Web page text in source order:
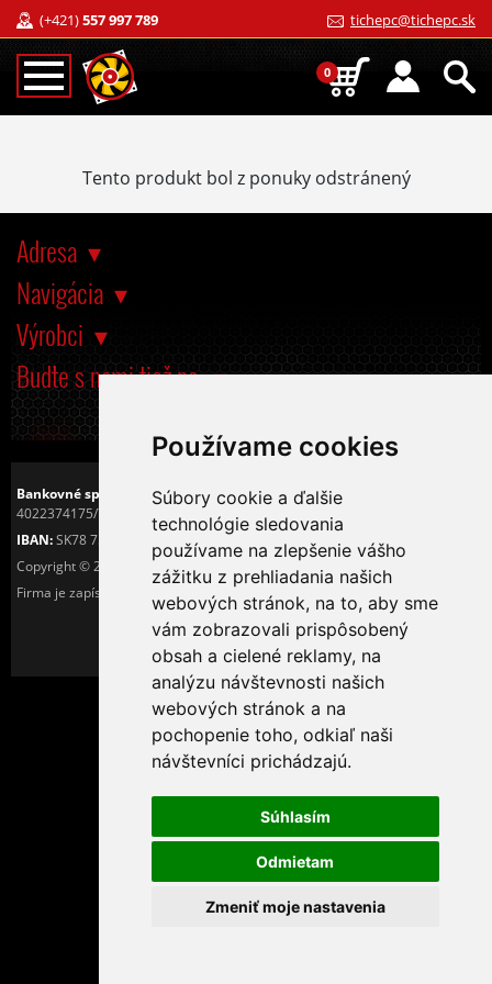
Používame cookies
Súbory cookie a ďalšie
technológie sledovania
používame na zlepšenie vášho
zážitku z prehliadania našich
webových stránok, na to, aby sme
vám zobrazovali prispôsobený
obsah a cielené reklamy, na
analýzu návštevnosti našich
webových stránok a na
pochopenie toho, odkiaľ naši
návštevníci prichádzajú.
Súhlasím
Odmietam
Zmeniť moje nastavenia
(+421)557 997 789 tichepc@tichepc.sk
0
Tento produkt bol z ponuky odstránený
Adresa
Navigácia
Výrobci
Buďte s nami tiež na
Bankovné spojenie:
Československá obchodná banka, a.s.
4022374175/7500
IBAN:SK78 7500 0000 0040 2237 4175
Copyright © 2016
Tiché PC s.r.o.
Firma je zapísaná v OR Okresného sůdu v Košiciach I. pod číslom 25425/V.